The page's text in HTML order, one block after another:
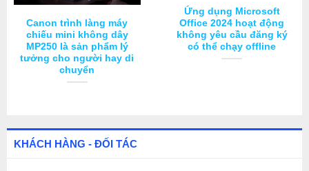
Ứng dụng Microsoft
Office 2024 hoạt động
không yêu cầu đăng ký
có thể chạy offline
Canon trình làng máy
chiếu mini không dây
MP250 là sản phẩm lý
tưởng cho người hay di
chuyển
KHÁCH HÀNG - ĐỐI TÁC